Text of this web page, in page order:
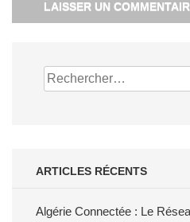
Rechercher :
ARTICLES RÉCENTS
Algérie Connectée : Le